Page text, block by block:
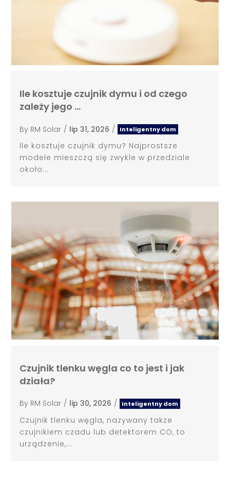
Ile kosztuje czujnik dymu i od czego
zależy jego …
By RM Solar / lip 31, 2026 / Inteligentny dom
Ile kosztuje czujnik dymu? Najprostsze
modele mieszczą się zwykle w przedziale
około...
Czujnik tlenku węgla co to jest i jak
działa?
By RM Solar / lip 30, 2026 / Inteligentny dom
Czujnik tlenku węgla, nazywany także
czujnikiem czadu lub detektorem CO, to
urządzenie,...